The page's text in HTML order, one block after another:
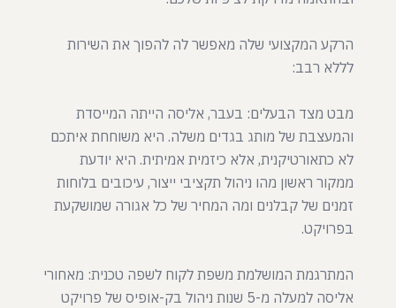
הרקע המקצועי שלה מאפשר לה להפוך את השירות
מבט מצד הבעלים: בעבר, אליסה הייתה המייסדת
והמעצבת של מותג בגדים משלה. היא משוחחת איתכם
לא כתאורטיקנית, אלא כיזמית אמיתית. היא יודעת
ממקור ראשון מהו ניהול תקציבי ייצור, עיכובים בלוחות
זמנים של קבלנים ומה המחיר של כל אגורה שמושקעת
המתרגמת המושלמת משפת לקוח לשפה טכנית: מאחורי
אליסה למעלה מ-5 שנות ניהול בק-אופיס של פרויקט